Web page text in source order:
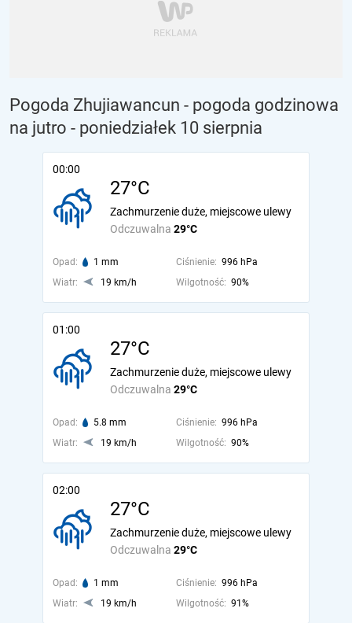
Pogoda Zhujiawancun - pogoda godzinowa
na jutro - poniedziałek 10 sierpnia
00:00
27°C
Odczuwalna 29°C
Zachmurzenie duże, miejscowe ulewy
Opad: 1 mm Ciśnienie: 996 hPa
Wiatr:
19 km/h Wilgotność: 90%
01:00
27°C
Odczuwalna 29°C
Zachmurzenie duże, miejscowe ulewy
Opad: 5.8 mm Ciśnienie: 996 hPa
Wiatr:
19 km/h Wilgotność: 90%
02:00
27°C
Odczuwalna 29°C
Zachmurzenie duże, miejscowe ulewy
Opad: 1 mm Ciśnienie: 996 hPa
Wiatr:
19 km/h Wilgotność: 91%